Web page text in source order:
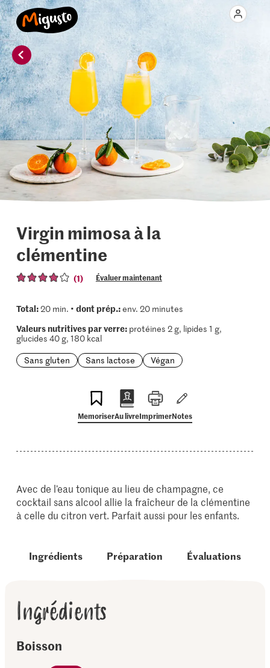
Virgin mimosa à la
clémentine
(1) Évaluer maintenant
Total:20 min. • dont prép.:env. 20 minutes
Valeurs nutritives par verre:protéines 2 g, lipides 1 g,
glucides 40 g, 180 kcal
Sans gluten
Sans lactose Végan
MemoriserAu livreImprimerNotes
Avec de l’eau tonique au lieu de champagne, ce
cocktail sans alcool allie la fraîcheur de la clémentine
à celle du citron vert. Parfait aussi pour les enfants.
Ingrédients Préparation Évaluations
Ingrédients
Boisson